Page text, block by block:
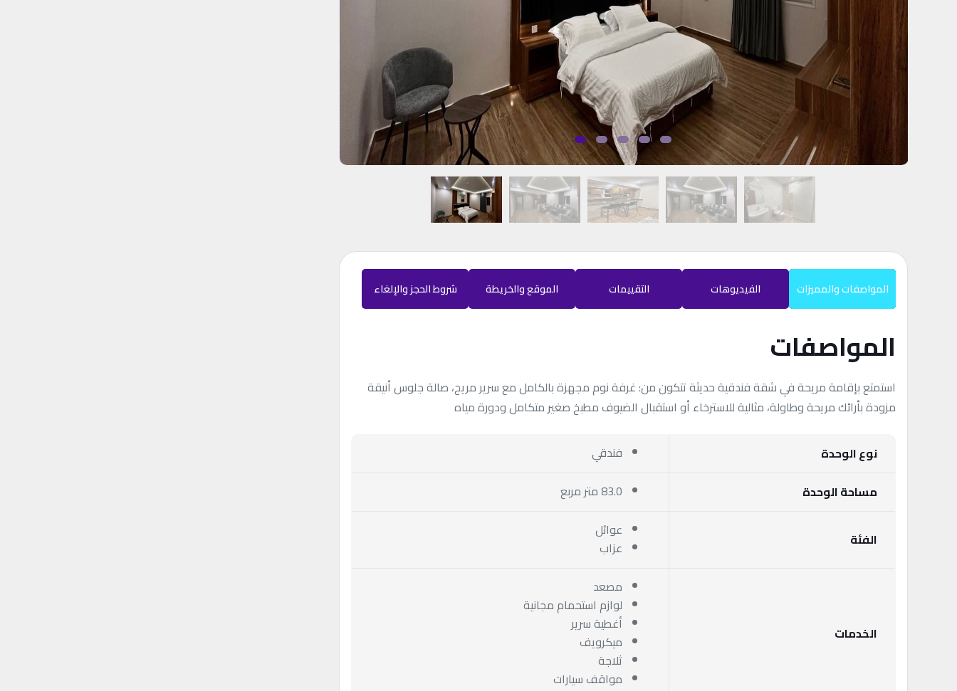
المواصفات والمميزات الفيديوهات التقييمات الموقع والخريطة شروط الحجز والإلغاء
المواصفات
استمتع بإقامة مريحة في شقة فندقية حديثة تتكون من: غرفة نوم مجهزة بالكامل مع سرير مريح، صالة جلوس أنيقة
مزودة بأرائك مريحة وطاولة، مثالية للاسترخاء أو استقبال الضيوف مطبخ صغير متكامل ودورة مياه
نوع الوحدة
فندقي
مساحة الوحدة
83.0 متر مربع
الفئة
عوائل
عزاب
الخدمات
مصعد
لوازم استحمام مجانية
أغطية سرير
ميكرويف
ثلاجة
مواقف سيارات